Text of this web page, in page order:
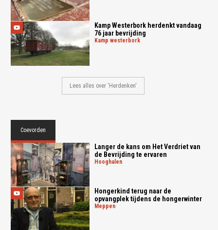
Kamp Westerbork herdenkt vandaag
76 jaar bevrijding
kamp westerbork
Lees alles over 'Herdenken'
Coevorden
Langer de kans om Het Verdriet van
de Bevrijding te ervaren
hooghalen
Hongerkind terug naar de
opvangplek tijdens de hongerwinter
meppen